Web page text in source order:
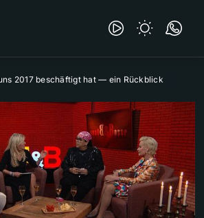
2017 beschäftigt hat — ein Rückblick